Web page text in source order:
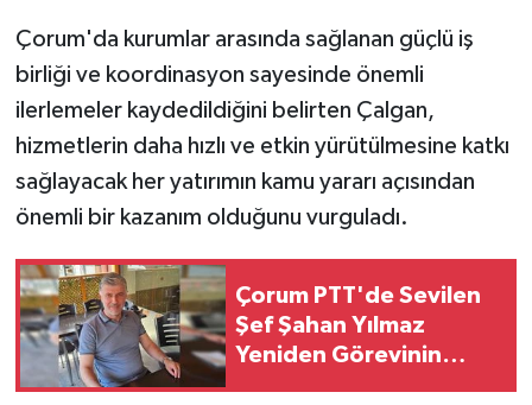
Çorum'da kurumlar arasında sağlanan güçlü iş
birliği ve koordinasyon sayesinde önemli
ilerlemeler kaydedildiğini belirten Çalgan,
hizmetlerin daha hızlı ve etkin yürütülmesine katkı
sağlayacak her yatırımın kamu yararı açısından
önemli bir kazanım olduğunu vurguladı.
Çorum PTT'de Sevilen
Şef Şahan Yılmaz
Yeniden Görevinin